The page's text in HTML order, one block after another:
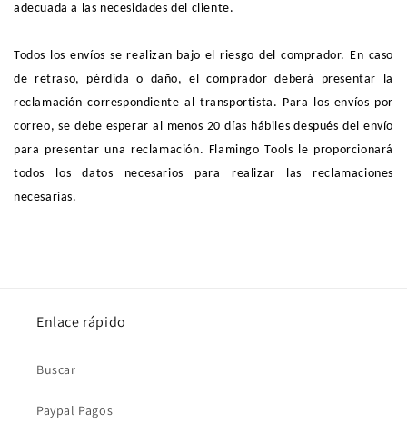
adecuada a las necesidades del cliente.
Todos los envíos se realizan bajo el riesgo del comprador. En caso
de retraso, pérdida o daño, el comprador deberá presentar la
reclamación correspondiente al transportista. Para los envíos por
correo, se debe esperar al menos 20 días hábiles después del envío
para presentar una reclamación. Flamingo Tools le proporcionará
todos los datos necesarios para realizar las reclamaciones
necesarias.
Enlace rápido
Buscar
Paypal Pagos